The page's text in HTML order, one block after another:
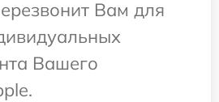
Вам для
Вашего